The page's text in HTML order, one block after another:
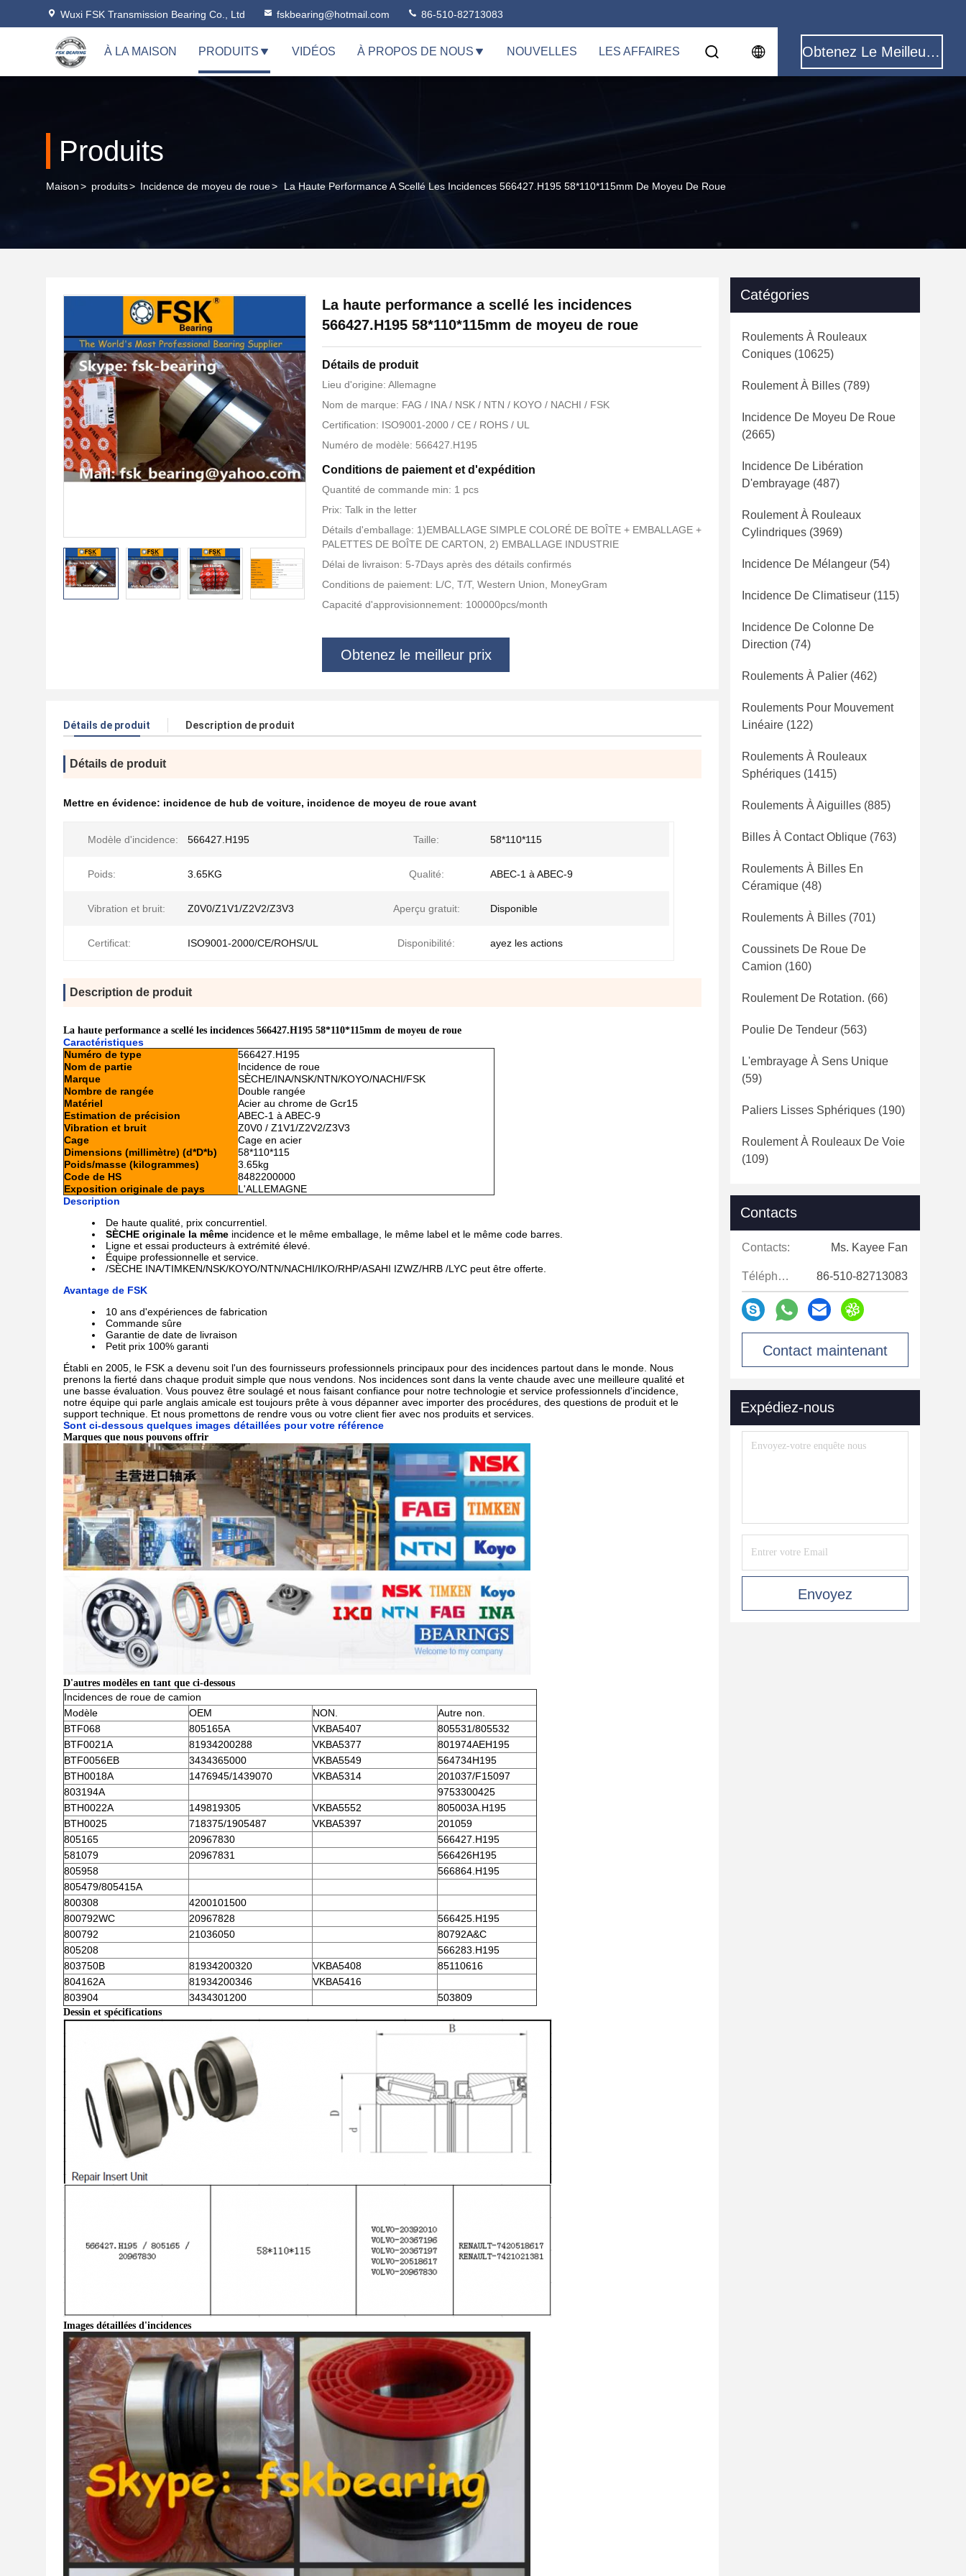
Wuxi FSK Transmission Bearing Co., Ltd fskbearing@hotmail.com 86-510-82713083
À LA MAISON PRODUITS VIDÉOS À PROPOS DE NOUS NOUVELLES LES AFFAIRES Obtenez Le Meilleur Prix
Produits
Maison> produits> Incidence de moyeu de roue> La Haute Performance A Scellé Les Incidences 566427.H195 58*110*115mm De Moyeu De Roue
La haute performance a scellé les incidences
566427.H195 58*110*115mm de moyeu de roue
Détails de produit
Lieu d'origine: Allemagne
Nom de marque: FAG / INA / NSK / NTN / KOYO / NACHI / FSK
Certification: ISO9001-2000 / CE / ROHS / UL
Numéro de modèle: 566427.H195
Conditions de paiement et d'expédition
Quantité de commande min: 1 pcs
Prix: Talk in the letter
Détails d'emballage: 1)EMBALLAGE SIMPLE COLORÉ DE BOÎTE + EMBALLAGE +
PALETTES DE BOÎTE DE CARTON, 2) EMBALLAGE INDUSTRIE
Délai de livraison: 5-7Days après des détails confirmés
Conditions de paiement: L/C, T/T, Western Union, MoneyGram
Capacité d'approvisionnement: 100000pcs/month
Obtenez le meilleur prix
Détails de produit Description de produit
Détails de produit
Mettre en évidence: incidence de hub de voiture, incidence de moyeu de roue avant
Modèle d'incidence: 566427.H195 Taille: 58*110*115
Poids: 3.65KG Qualité: ABEC-1 à ABEC-9
Vibration et bruit: Z0V0/Z1V1/Z2V2/Z3V3 Aperçu gratuit: Disponible
Certificat: ISO9001-2000/CE/ROHS/UL Disponibilité: ayez les actions
Description de produit
La haute performance a scellé les incidences 566427.H195 58*110*115mm de moyeu de roue
Caractéristiques
Numéro de type
566427.H195
Nom de partie
Incidence de roue
Marque
SÈCHE/INA/NSK/NTN/KOYO/NACHI/FSK
Nombre de rangée
Double rangée
Matériel
Acier au chrome de Gcr15
Estimation de précision
ABEC-1 à ABEC-9
Vibration et bruit
Z0V0 / Z1V1/Z2V2/Z3V3
Cage
Cage en acier
Dimensions (millimètre) (d*D*b)
58*110*115
Poids/masse (kilogrammes)
3.65kg
Code de HS
8482200000
Exposition originale de pays
L'ALLEMAGNE
Description
De haute qualité, prix concurrentiel.
SÈCHE originale la même incidence et le même emballage, le même label et le même code barres.
Ligne et essai producteurs à extrémité élevé.
Équipe professionnelle et service.
/SÈCHE INA/TIMKEN/NSK/KOYO/NTN/NACHI/IKO/RHP/ASAHI IZWZ/HRB /LYC peut être offerte.
Avantage de FSK
10 ans d'expériences de fabrication
Commande sûre
Garantie de date de livraison
Petit prix 100% garanti
Établi en 2005, le FSK a devenu soit l'un des fournisseurs professionnels principaux pour des incidences partout dans le monde. Nous
prenons la fierté dans chaque produit simple que nous vendons. Nos incidences sont dans la vente chaude avec une meilleure qualité et
une basse évaluation. Vous pouvez être soulagé et nous faisant confiance pour notre technologie et service professionnels d'incidence,
notre équipe qui parle anglais amicale est toujours prête à vous dépanner avec importer des procédures, des questions de produit et le
support technique. Et nous promettons de rendre vous ou votre client fier avec nos produits et services.
Sont ci-dessous quelques images détaillées pour votre référence
Marques que nous pouvons offrir
D'autres modèles en tant que ci-dessous
Incidences de roue de camion
Modèle
OEM NON.
Autre non.
BTF068
805165A VKBA5407
805531/805532
BTF0021A
81934200288 VKBA5377
801974AEH195
BTF0056EB
3434365000 VKBA5549
564734H195
BTH0018A
1476945/1439070 VKBA5314
201037/F15097
803194A
9753300425
BTH0022A
149819305 VKBA5552
805003A.H195
BTH0025
718375/1905487 VKBA5397
201059
805165
20967830
566427.H195
581079
20967831
566426H195
805958
566864.H195
805479/805415A
800308
4200101500
800792WC
20967828
566425.H195
800792
21036050
80792A&C
805208
566283.H195
803750B
81934200320 VKBA5408
85110616
804162A
81934200346
VKBA5416
803904
3434301200 503809
Dessin et spécifications
Images détaillées d'incidences
Catégories
Roulements À Rouleaux
Coniques (10625)
Roulement À Billes (789)
Incidence De Moyeu De Roue
(2665)
Incidence De Libération
D'embrayage (487)
Roulement À Rouleaux
Cylindriques (3969)
Incidence De Mélangeur (54)
Incidence De Climatiseur (115)
Incidence De Colonne De
Direction (74)
Roulements À Palier (462)
Roulements Pour Mouvement
Linéaire (122)
Roulements À Rouleaux
Sphériques (1415)
Roulements À Aiguilles (885)
Billes À Contact Oblique (763)
Roulements À Billes En
Céramique (48)
Roulements À Billes (701)
Coussinets De Roue De
Camion (160)
Roulement De Rotation. (66)
Poulie De Tendeur (563)
L'embrayage À Sens Unique
(59)
Paliers Lisses Sphériques (190)
Roulement À Rouleaux De Voie
(109)
Contacts
Contacts: Ms. Kayee Fan
Téléphone: 86-510-82713083
Contact maintenant
Expédiez-nous
Envoyez